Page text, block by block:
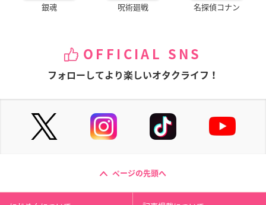
銀魂 呪術廻戦 名探偵コナン
OFFICIAL SNS
フォローしてより楽しいオタクライフ！
ページの先頭へ